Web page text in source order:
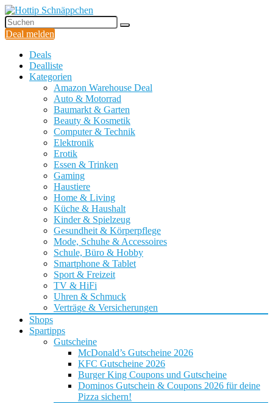
Deal melden
Deals
Dealliste
Kategorien
Amazon Warehouse Deal
Auto & Motorrad
Baumarkt & Garten
Beauty & Kosmetik
Computer & Technik
Elektronik
Erotik
Essen & Trinken
Gaming
Haustiere
Home & Living
Küche & Haushalt
Kinder & Spielzeug
Gesundheit & Körperpflege
Mode, Schuhe & Accessoires
Schule, Büro & Hobby
Smartphone & Tablet
Sport & Freizeit
TV & HiFi
Uhren & Schmuck
Verträge & Versicherungen
Shops
Spartipps
Gutscheine
McDonald’s Gutscheine 2026
KFC Gutscheine 2026
Burger King Coupons und Gutscheine
Dominos Gutschein & Coupons 2026 für deine
Pizza sichern!